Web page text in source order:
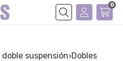
Buscar
0
suspensión
dobles